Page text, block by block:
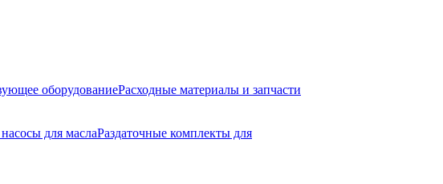
оборудованиеРасходные материалы и запчасти
для маслаРаздаточные комплекты для